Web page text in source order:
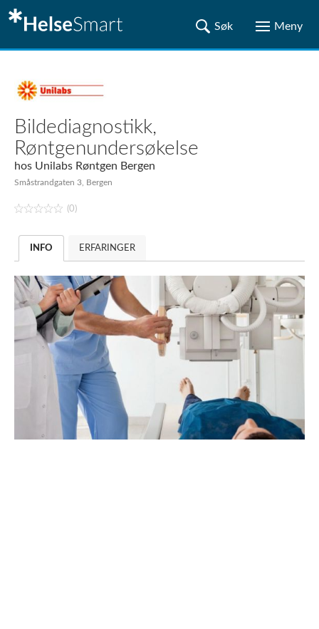
Bildediagnostikk,
Røntgenundersøkelse
hos Unilabs Røntgen Bergen
Småstrandgaten 3, Bergen
(0)
INFO ERFARINGER